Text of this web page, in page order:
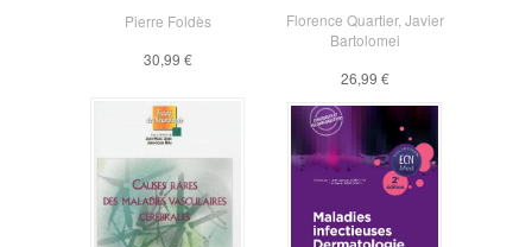
Pierre Foldès
30,99 €
Florence Quartier, Javier
Bartolomei
26,99 €